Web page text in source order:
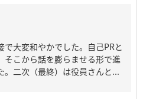
大変和やかでした。自己PRと
そこから話を膨らませる形で進
。二次（最終）は役員さんと...